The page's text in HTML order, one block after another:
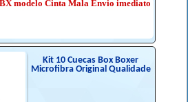
modelo Cinta Mala Envio imediato
Kit 10 Cuecas Box Boxer
Microfibra Original Qualidade